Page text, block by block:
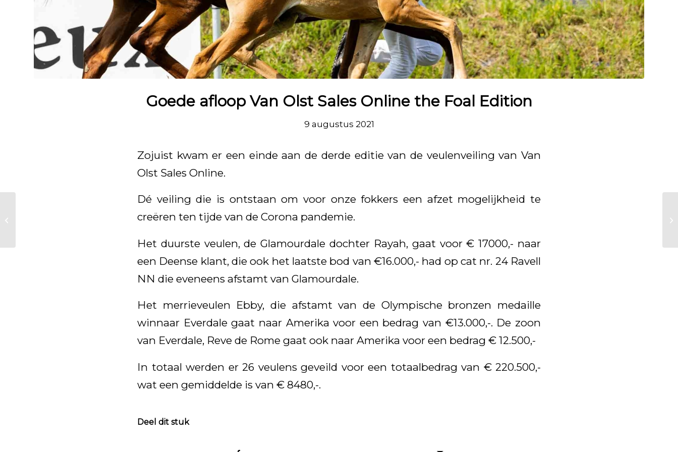
Goede afloop Van Olst Sales Online the Foal Edition
9 augustus 2021
Zojuist kwam er een einde aan de derde editie van de veulenveiling van Van
Olst Sales Online.
Dé veiling die is ontstaan om voor onze fokkers een afzet mogelijkheid te
creëren ten tijde van de Corona pandemie.
Het duurste veulen, de Glamourdale dochter Rayah, gaat voor € 17000,- naar
een Deense klant, die ook het laatste bod van €16.000,- had op cat nr. 24 Ravell
NN die eveneens afstamt van Glamourdale.
Het merrieveulen Ebby, die afstamt van de Olympische bronzen medaille
winnaar Everdale gaat naar Amerika voor een bedrag van €13.000,-. De zoon
van Everdale, Reve de Rome gaat ook naar Amerika voor een bedrag € 12.500,-
In totaal werden er 26 veulens geveild voor een totaalbedrag van € 220.500,-
wat een gemiddelde is van € 8480,-.
Deel dit stuk